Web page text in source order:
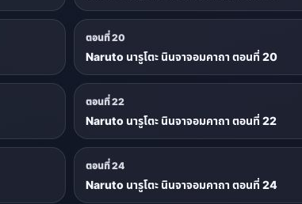
ตอนที่ 20
Naruto นารูโตะ นินจาจอมคาถา ตอนที่ 20
ตอนที่ 22
Naruto นารูโตะ นินจาจอมคาถา ตอนที่ 22
ตอนที่ 24
Naruto นารูโตะ นินจาจอมคาถา ตอนที่ 24